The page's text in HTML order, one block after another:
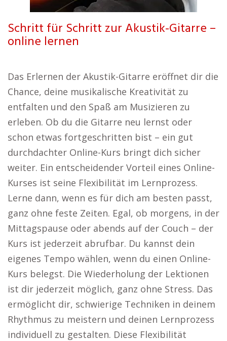
Schritt für Schritt zur Akustik-Gitarre –
online lernen
Das Erlernen der Akustik-Gitarre eröffnet dir die
Chance, deine musikalische Kreativität zu
entfalten und den Spaß am Musizieren zu
erleben. Ob du die Gitarre neu lernst oder
schon etwas fortgeschritten bist – ein gut
durchdachter Online-Kurs bringt dich sicher
weiter. Ein entscheidender Vorteil eines Online-
Kurses ist seine Flexibilität im Lernprozess.
Lerne dann, wenn es für dich am besten passt,
ganz ohne feste Zeiten. Egal, ob morgens, in der
Mittagspause oder abends auf der Couch – der
Kurs ist jederzeit abrufbar. Du kannst dein
eigenes Tempo wählen, wenn du einen Online-
Kurs belegst. Die Wiederholung der Lektionen
ist dir jederzeit möglich, ganz ohne Stress. Das
ermöglicht dir, schwierige Techniken in deinem
Rhythmus zu meistern und deinen Lernprozess
individuell zu gestalten. Diese Flexibilität